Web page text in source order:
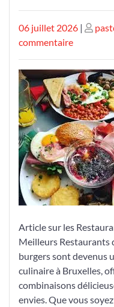
Publié
le
06 juillet 2026 | Publié
commentairesur
les
Délices
Burger
des
à
Bruxelles
Article sur les
Meilleurs Restaurants
burgers sont devenus
culinaire à Bruxelles,
combinaisons
envies. Que vous